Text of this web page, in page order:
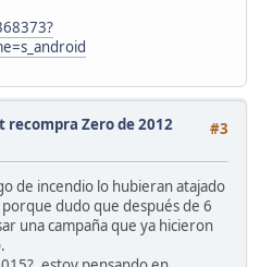
#3
recompra Zero de 2012
de incendio lo hubieran atajado
dudo que después de 6
una campaña que ya hicieron